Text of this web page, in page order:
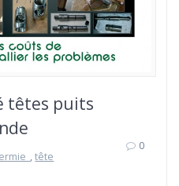
têtes puits
,tête
0